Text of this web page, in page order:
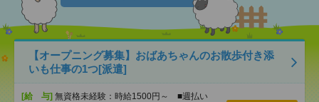
【オープニング募集】おばあちゃんのお散歩付き添
いも仕事の1つ[派遣]
[給 与] 無資格未経験：時給1500円～ ■週払い